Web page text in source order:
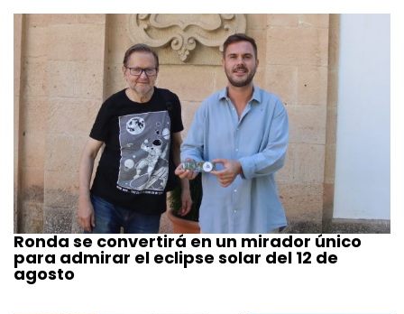
Ronda se convertirá en un mirador único
para admirar el eclipse solar del 12 de
agosto